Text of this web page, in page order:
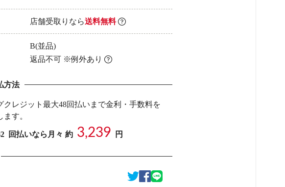
店舗受取りなら送料無料
B(並品)
返品不可 ※例外あり
方法
クレジット最大48回払いまで金利・手数料を
す。
回払いなら月々 約 3,239 円